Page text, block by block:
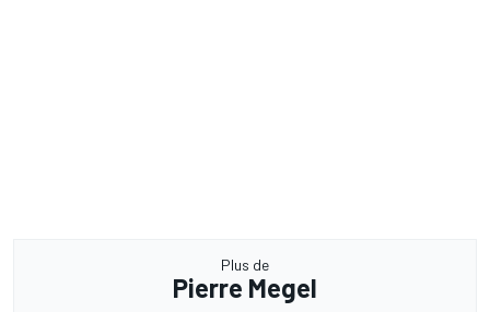
Plus de
Pierre Megel